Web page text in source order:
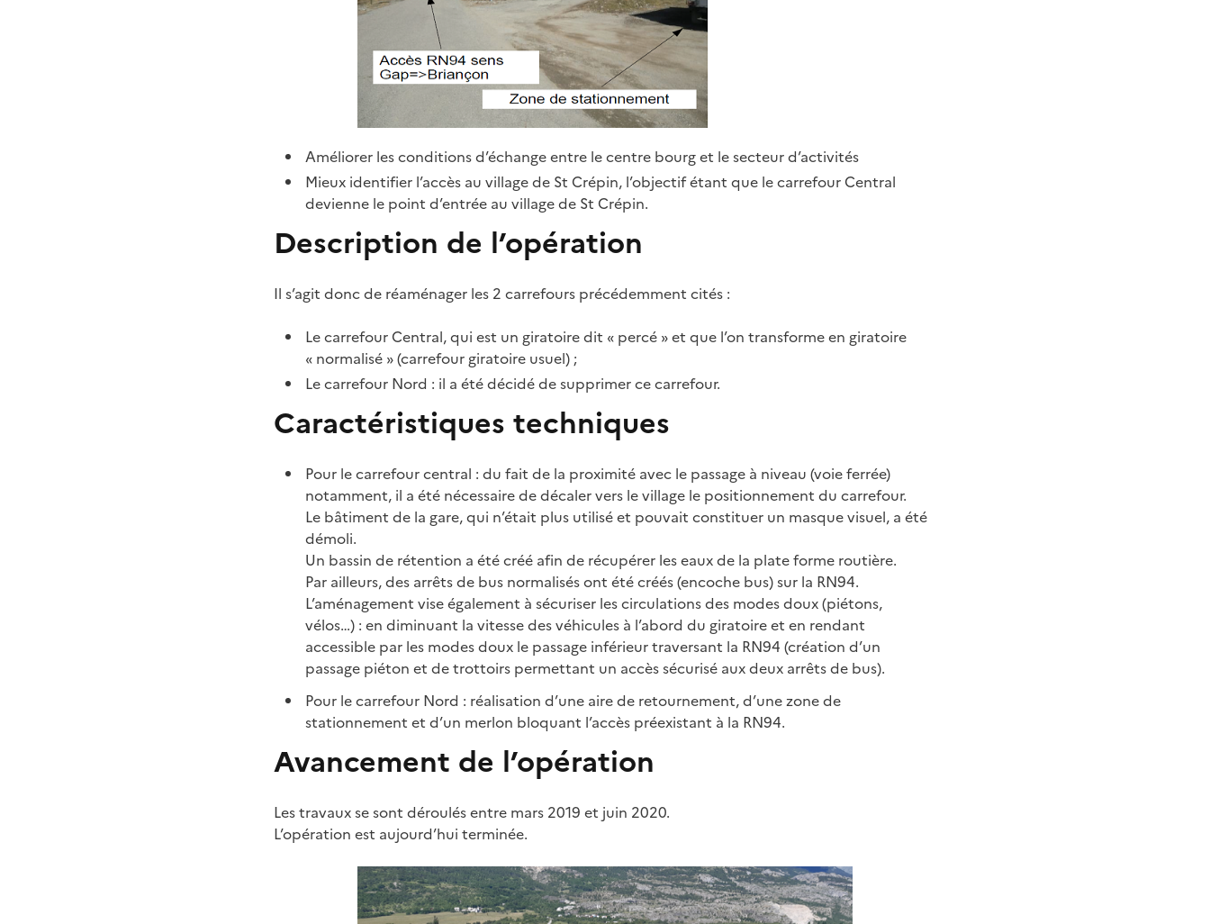
Améliorer les conditions d’échange entre le centre bourg et le secteur d’activités
Mieux identifier l’accès au village de St Crépin, l’objectif étant que le carrefour Central
devienne le point d’entrée au village de St Crépin.
Description de l’opération
Il s’agit donc de réaménager les 2 carrefours précédemment cités :
Le carrefour Central, qui est un giratoire dit « percé » et que l’on transforme en giratoire
« normalisé » (carrefour giratoire usuel) ;
Le carrefour Nord : il a été décidé de supprimer ce carrefour.
Caractéristiques techniques
Pour le carrefour central : du fait de la proximité avec le passage à niveau (voie ferrée)
notamment, il a été nécessaire de décaler vers le village le positionnement du carrefour.
Le bâtiment de la gare, qui n’était plus utilisé et pouvait constituer un masque visuel, a été
démoli.
Un bassin de rétention a été créé afin de récupérer les eaux de la plate forme routière.
Par ailleurs, des arrêts de bus normalisés ont été créés (encoche bus) sur la RN94.
L’aménagement vise également à sécuriser les circulations des modes doux (piétons,
vélos…) : en diminuant la vitesse des véhicules à l’abord du giratoire et en rendant
accessible par les modes doux le passage inférieur traversant la RN94 (création d’un
passage piéton et de trottoirs permettant un accès sécurisé aux deux arrêts de bus).
Pour le carrefour Nord : réalisation d’une aire de retournement, d’une zone de
stationnement et d’un merlon bloquant l’accès préexistant à la RN94.
Avancement de l’opération
Les travaux se sont déroulés entre mars 2019 et juin 2020.
L’opération est aujourd’hui terminée.